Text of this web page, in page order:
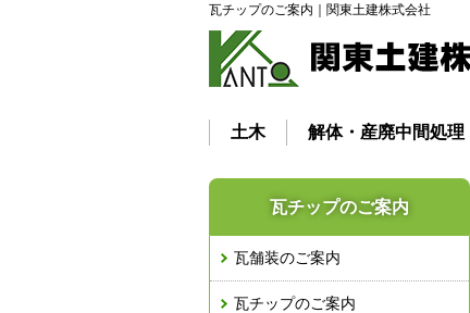
瓦チップのご案内｜関東土建株式会社
土木 解体・産廃中間処理
瓦チップのご案内
瓦舗装のご案内
瓦チップのご案内